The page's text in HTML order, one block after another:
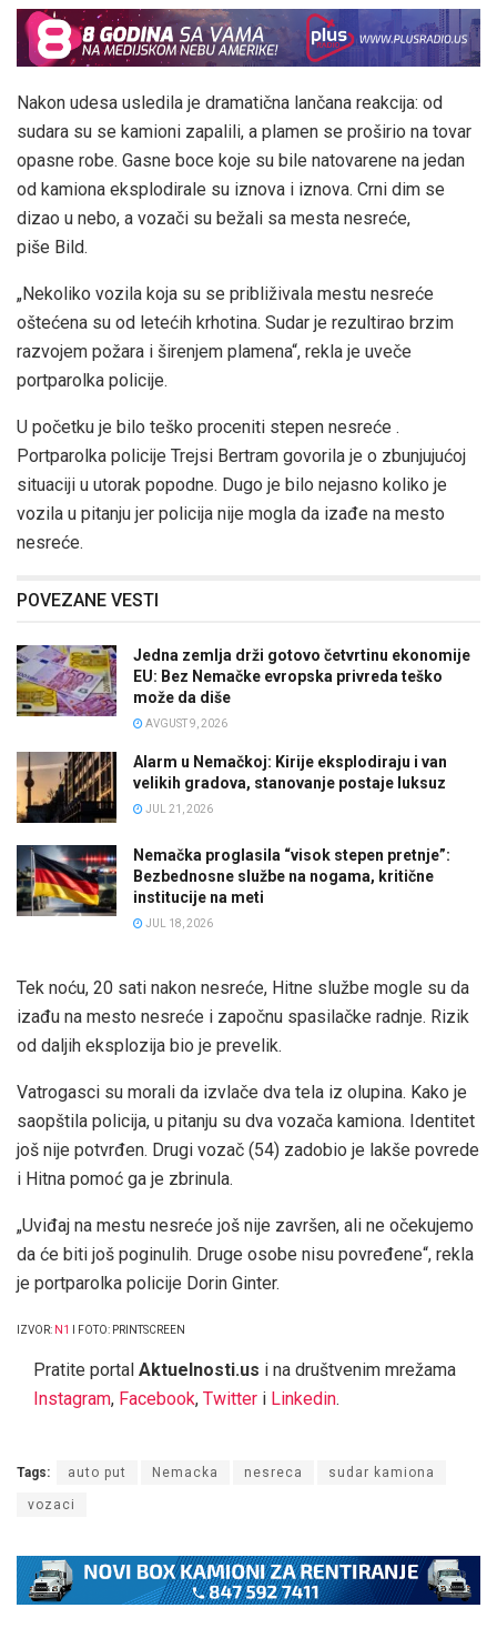
Nakon udesa usledila je dramatična lančana reakcija: od
sudara su se kamioni zapalili, a plamen se proširio na tovar
opasne robe. Gasne boce koje su bile natovarene na jedan
od kamiona eksplodirale su iznova i iznova. Crni dim se
dizao u nebo, a vozači su bežali sa mesta nesreće,
piše Bild.
„Nekoliko vozila koja su se približivala mestu nesreće
oštećena su od letećih krhotina. Sudar je rezultirao brzim
razvojem požara i širenjem plamena“, rekla je uveče
portparolka policije.
U početku je bilo teško proceniti stepen nesreće .
Portparolka policije Trejsi Bertram govorila je o zbunjujućoj
situaciji u utorak popodne. Dugo je bilo nejasno koliko je
vozila u pitanju jer policija nije mogla da izađe na mesto
nesreće.
POVEZANE VESTI
Jedna zemlja drži gotovo četvrtinu ekonomije
EU: Bez Nemačke evropska privreda teško
može da diše
AVGUST 9, 2026
Alarm u Nemačkoj: Kirije eksplodiraju i van
velikih gradova, stanovanje postaje luksuz
JUL 21, 2026
Nemačka proglasila “visok stepen pretnje”:
Bezbednosne službe na nogama, kritične
institucije na meti
JUL 18, 2026
Tek noću, 20 sati nakon nesreće, Hitne službe mogle su da
izađu na mesto nesreće i započnu spasilačke radnje. Rizik
od daljih eksplozija bio je prevelik.
Vatrogasci su morali da izvlače dva tela iz olupina. Kako je
saopštila policija, u pitanju su dva vozača kamiona. Identitet
još nije potvrđen. Drugi vozač (54) zadobio je lakše povrede
i Hitna pomoć ga je zbrinula.
„Uviđaj na mestu nesreće još nije završen, ali ne očekujemo
da će biti još poginulih. Druge osobe nisu povređene“, rekla
je portparolka policije Dorin Ginter.
IZVOR: N1 I FOTO: PRINTSCREEN
Pratite portal Aktuelnosti.us i na društvenim mrežama
Instagram, Facebook, Twitter i Linkedin.
Tags: auto put Nemacka nesreca sudar kamiona
vozaci